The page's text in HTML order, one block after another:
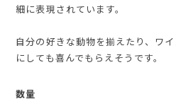
細に表現されています。
自分の好きな動物を揃えたり、ワ
にしても喜んでもらえそうです。
数量